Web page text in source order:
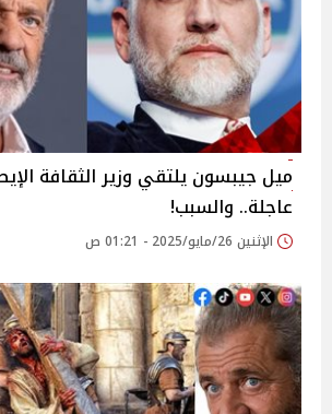
ميل جيبسون يلتقي وزير الثقافة
عاجلة.. والسبب!
الإثنين 26/مايو/2025 - 01:21 ص